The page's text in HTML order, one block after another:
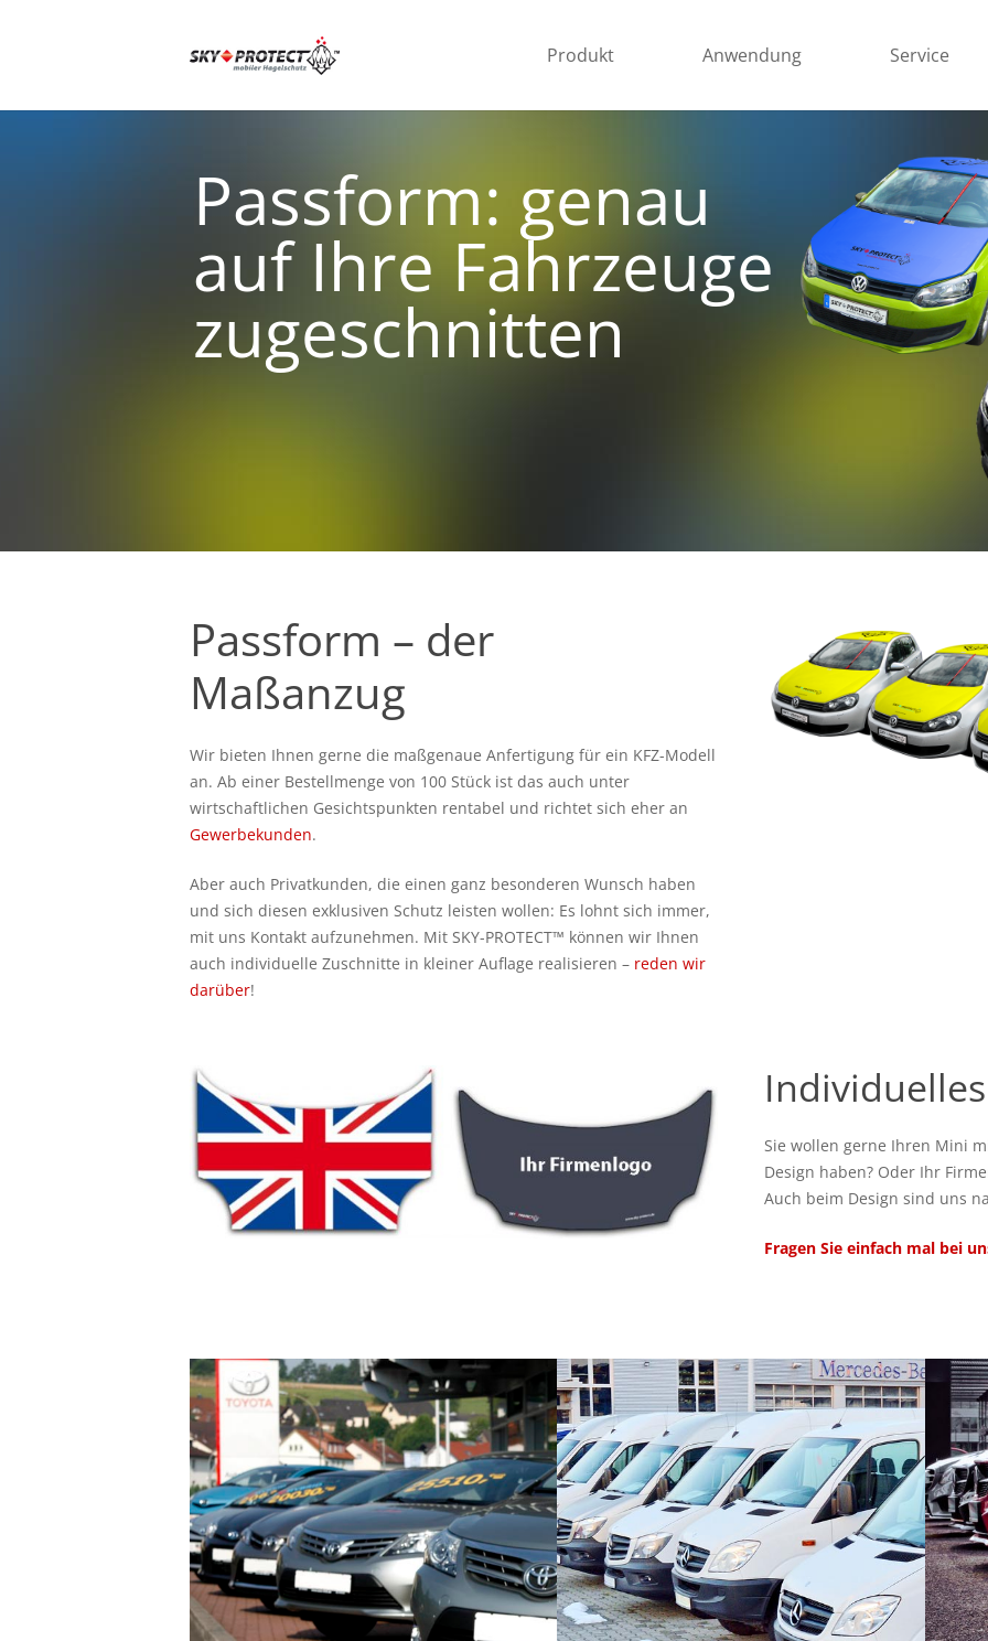
Produkt Anwendung Service
Passform: genau
auf Ihre Fahrzeuge
zugeschnitten
Passform – der
Maßanzug
Wir bieten Ihnen gerne die maßgenaue Anfertigung für ein KFZ-Modell
an. Ab einer Bestellmenge von 100 Stück ist das auch unter
wirtschaftlichen Gesichtspunkten rentabel und richtet sich eher an
Gewerbekunden.
Aber auch Privatkunden, die einen ganz besonderen Wunsch haben
und sich diesen exklusiven Schutz leisten wollen: Es lohnt sich immer,
mit uns Kontakt aufzunehmen. Mit SKY-PROTECT™ können wir Ihnen
auch individuelle Zuschnitte in kleiner Auflage realisieren – reden wir
darüber!
Sie wollen gerne Ihren Mini
Design haben? Oder Ihr
Auch beim Design sind uns
Fragen Sie einfach mal bei